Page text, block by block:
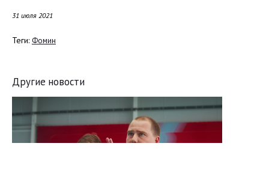
31 июля 2021
Теги: Фомин
Другие новости